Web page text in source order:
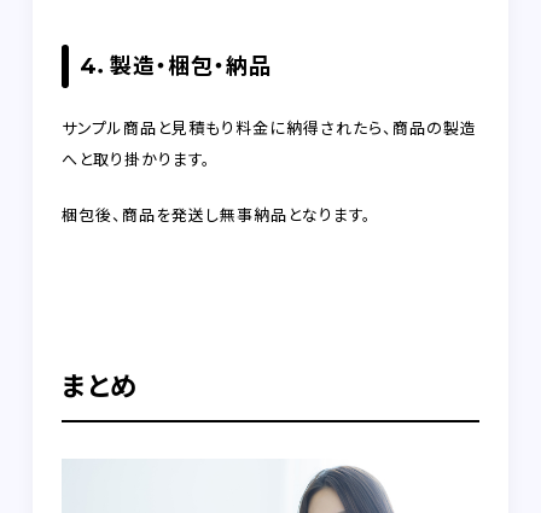
4．製造・梱包・納品
サンプル商品と見積もり料金に納得されたら、商品の製造
へと取り掛かります。
梱包後、商品を発送し無事納品となります。
まとめ